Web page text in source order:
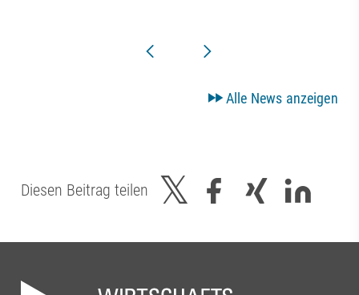
Alle News anzeigen
Diesen Beitrag teilen